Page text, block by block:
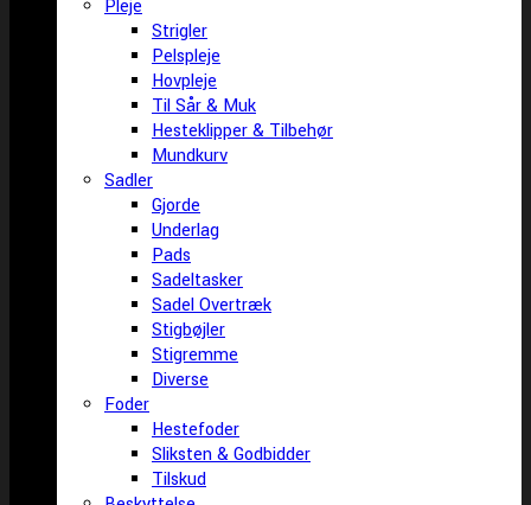
Pleje
Strigler
Pelspleje
Hovpleje
Til Sår & Muk
Hesteklipper & Tilbehør
Mundkurv
Sadler
Gjorde
Underlag
Pads
Sadeltasker
Sadel Overtræk
Stigbøjler
Stigremme
Diverse
Foder
Hestefoder
Sliksten & Godbidder
Tilskud